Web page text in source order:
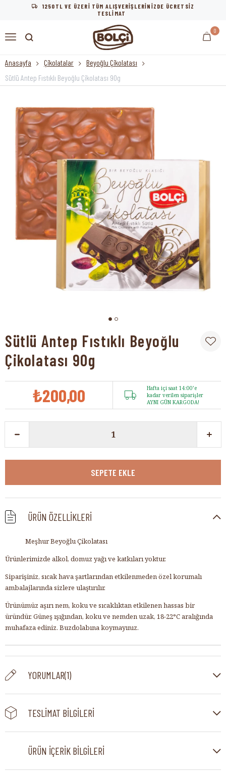
1250TL VE ÜZERİ TÜM ALIŞVERİŞLERİNİZDE ÜCRETSİZ
TESLİMAT
0
Anasayfa Çikolatalar
Beyoğlu Çikolatası
Sütlü Antep Fıstıklı Beyoğlu Çikolatası 90g
Sütlü Antep Fıstıklı Beyoğlu
Çikolatası 90g
₺200,00
Hafta içi saat 14:00’e
kadar verilen siparişler
AYNI GÜN KARGODA!
ÜRÜN ÖZELLIKLERI
Meşhur Beyoğlu Çikolatası
Ürünlerimizde alkol, domuz yağı ve katkıları yoktur.
Siparişiniz, sıcak hava şartlarından etkilenmeden özel korumalı
ambalajlarında sizlere ulaştırılır.
Ürünümüz aşırı nem, koku ve sıcaklıktan etkilenen hassas bir
üründür. Güneş ışığından, koku ve nemden uzak, 18-22°C aralığında
muhafaza ediniz. Buzdolabına koymayınız.
YORUMLAR(1)
TESLIMAT BILGILERI
ÜRÜN İÇERIK BILGILERI